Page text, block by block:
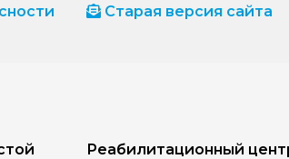
Старая версия сайта
Реабилитационный